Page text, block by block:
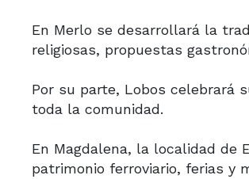
En Merlo se desarrollará la
religiosas, propuestas
Por su parte, Lobos celebrará
toda la comunidad.
En Magdalena, la localidad de
patrimonio ferroviario, ferias y